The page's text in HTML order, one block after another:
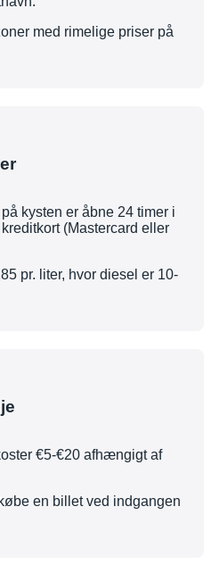
med rimelige priser på
kysten er åbne 24 timer i
(Mastercard eller
pr. liter, hvor diesel er 10-
€5-€20 afhængigt af
en billet ved indgangen